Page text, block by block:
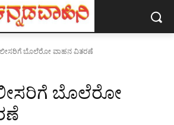
ಬೊಲೆರೋ ವಾಹನ ವಿತರಣೆ
ಬೊಲೆರೋ